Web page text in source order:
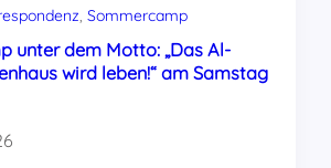
Sommercamp
unter dem Motto: „Das Al-
wird leben!“ am Samstag